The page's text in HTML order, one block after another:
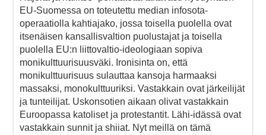
EU-Suomessa on toteutettu median infosota-
operaatiolla kahtiajako, jossa toisella puolella ovat
itsenäisen kansallisvaltion puolustajat ja toisella
puolella EU:n liittovaltio-ideologiaan sopiva
monikulttuurisuusväki. Ironisinta on, että
monikulttuurisuus sulauttaa kansoja harmaaksi
massaksi, monokulttuuriksi. Vastakkain ovat järkeilijät
ja tunteilijat. Uskonsotien aikaan olivat vastakkain
Euroopassa katoliset ja protestantit. Lähi-idässä ovat
vastakkain sunnit ja shiiat. Nyt meillä on tämä